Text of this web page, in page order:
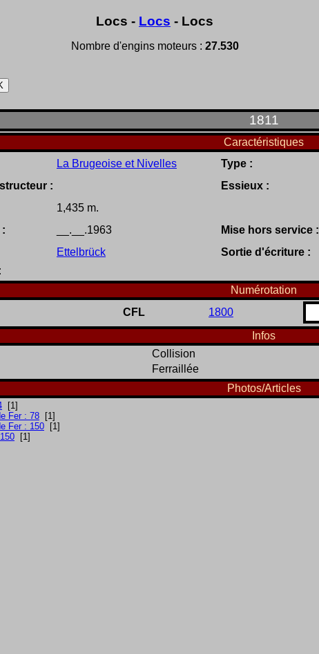
Locs - Locs - Locs
Nombre d'engins moteurs : 27.530
1811
Caractéristiques
La Brugeoise et Nivelles
Type :
:
Essieux :
1,435 m.
__.__.1963 Mise hors service :
Ettelbrück Sortie d'écriture :
Numérotation
CFL 1800
Infos
Collision
Ferraillée
Photos/Articles
[1]
Fer : 78 [1]
Fer : 150 [1]
[1]